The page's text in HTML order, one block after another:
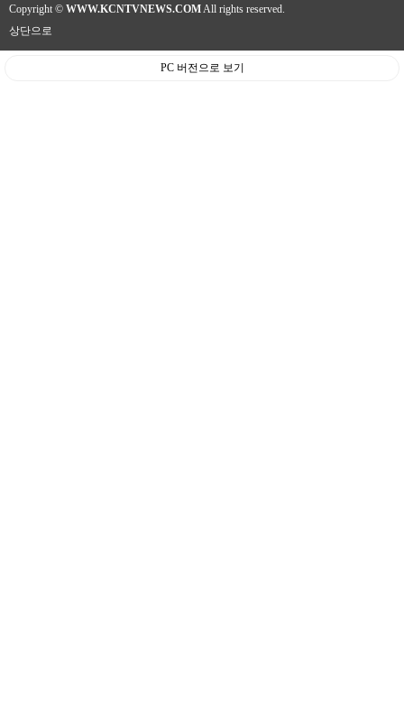
Copyright © WWW.KCNTVNEWS.COMAll rights reserved.
상단으로
PC 버전으로 보기